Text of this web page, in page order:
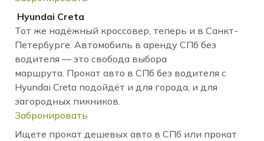
Hyundai Creta
Тот же надёжный кроссовер, теперь и в Санкт-
Петербурге. Автомобиль в аренду СПб без
водителя — это свобода выбора
маршрута. Прокат авто в СПб без водителя с
Hyundai Creta подойдёт и для города, и для
загородных пикников.
Забронировать
Ищете прокат дешевых авто в СПб или прокат